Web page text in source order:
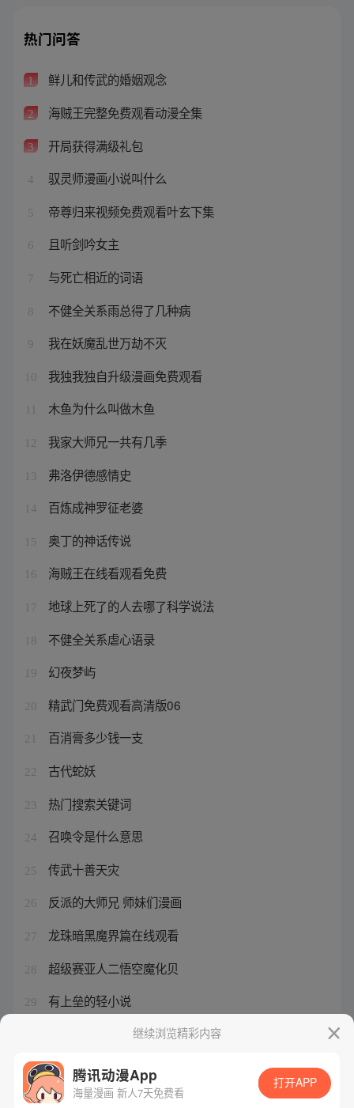
热门问答
1 鲜儿和传武的婚姻观念
2 海贼王完整免费观看动漫全集
3 开局获得满级礼包
4 驭灵师漫画小说叫什么
5 帝尊归来视频免费观看叶玄下集
6 且听剑吟女主
7 与死亡相近的词语
8 不健全关系雨总得了几种病
9 我在妖魔乱世万劫不灭
10 我独我独自升级漫画免费观看
木鱼为什么叫做木鱼
12 我家大师兄一共有几季
13 弗洛伊德感情史
14 百炼成神罗征老婆
15 奥丁的神话传说
16 海贼王在线看观看免费
17 地球上死了的人去哪了科学说法
18 不健全关系虐心语录
19 幻夜梦屿
20 精武门免费观看高清版06
21 百消膏多少钱一支
22 古代蛇妖
23 热门搜索关键词
24 召唤令是什么意思
25 传武十善天灾
26 反派的大师兄 师妹们漫画
27 龙珠暗黑魔界篇在线观看
28 超级赛亚人二悟空魔化贝
29 有上垒的轻小说
《西游记》主题曲原唱继续浏览精彩内容
腾讯动漫App
海量漫画 新人7天免费看
打开APP